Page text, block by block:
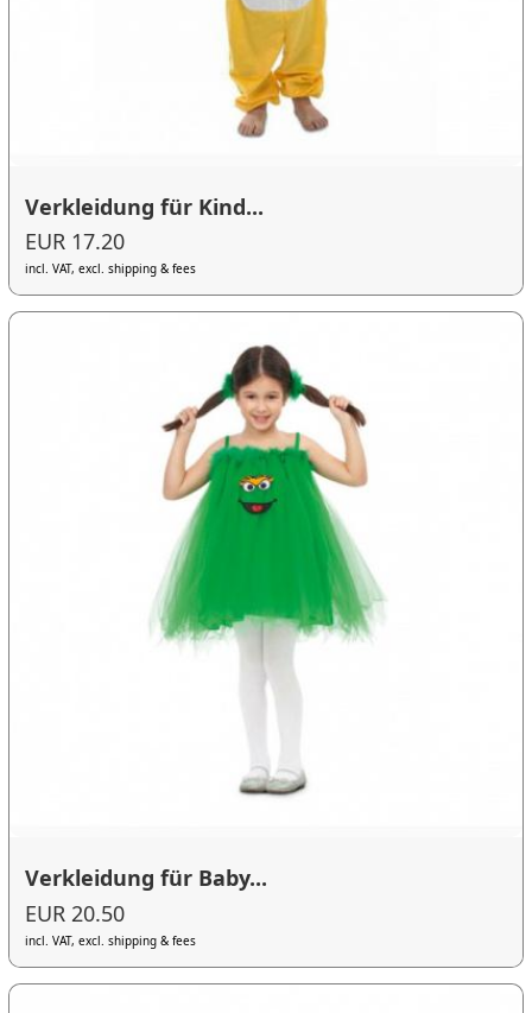
Verkleidung für Kind...
EUR 17.20
incl. VAT, excl. shipping & fees
Verkleidung für Baby...
EUR 20.50
incl. VAT, excl. shipping & fees